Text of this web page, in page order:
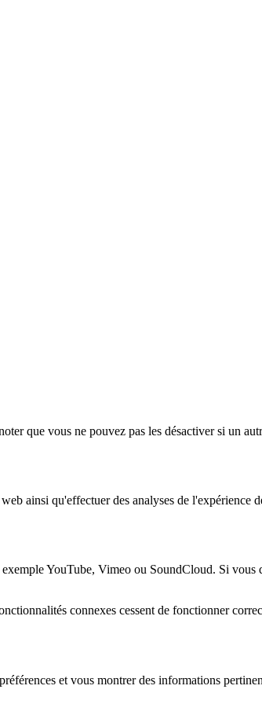
que vous ne pouvez pas les désactiver si un
ainsi qu'effectuer des analyses de l'expérience
YouTube, Vimeo ou SoundCloud. Si
connexes cessent de fonctionner
et vous montrer des informations